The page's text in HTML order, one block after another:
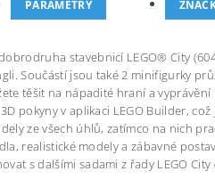
PARAMETRY
stavebnicí LEGO® City
Součástí jsou také 2 minifigurky
těšit na nápadité hraní a
pokyny v aplikaci LEGO Builder,
ze všech úhlů, zatímco na nich
realistické modely a zábavné
s dalšími sadami z řady LEGO